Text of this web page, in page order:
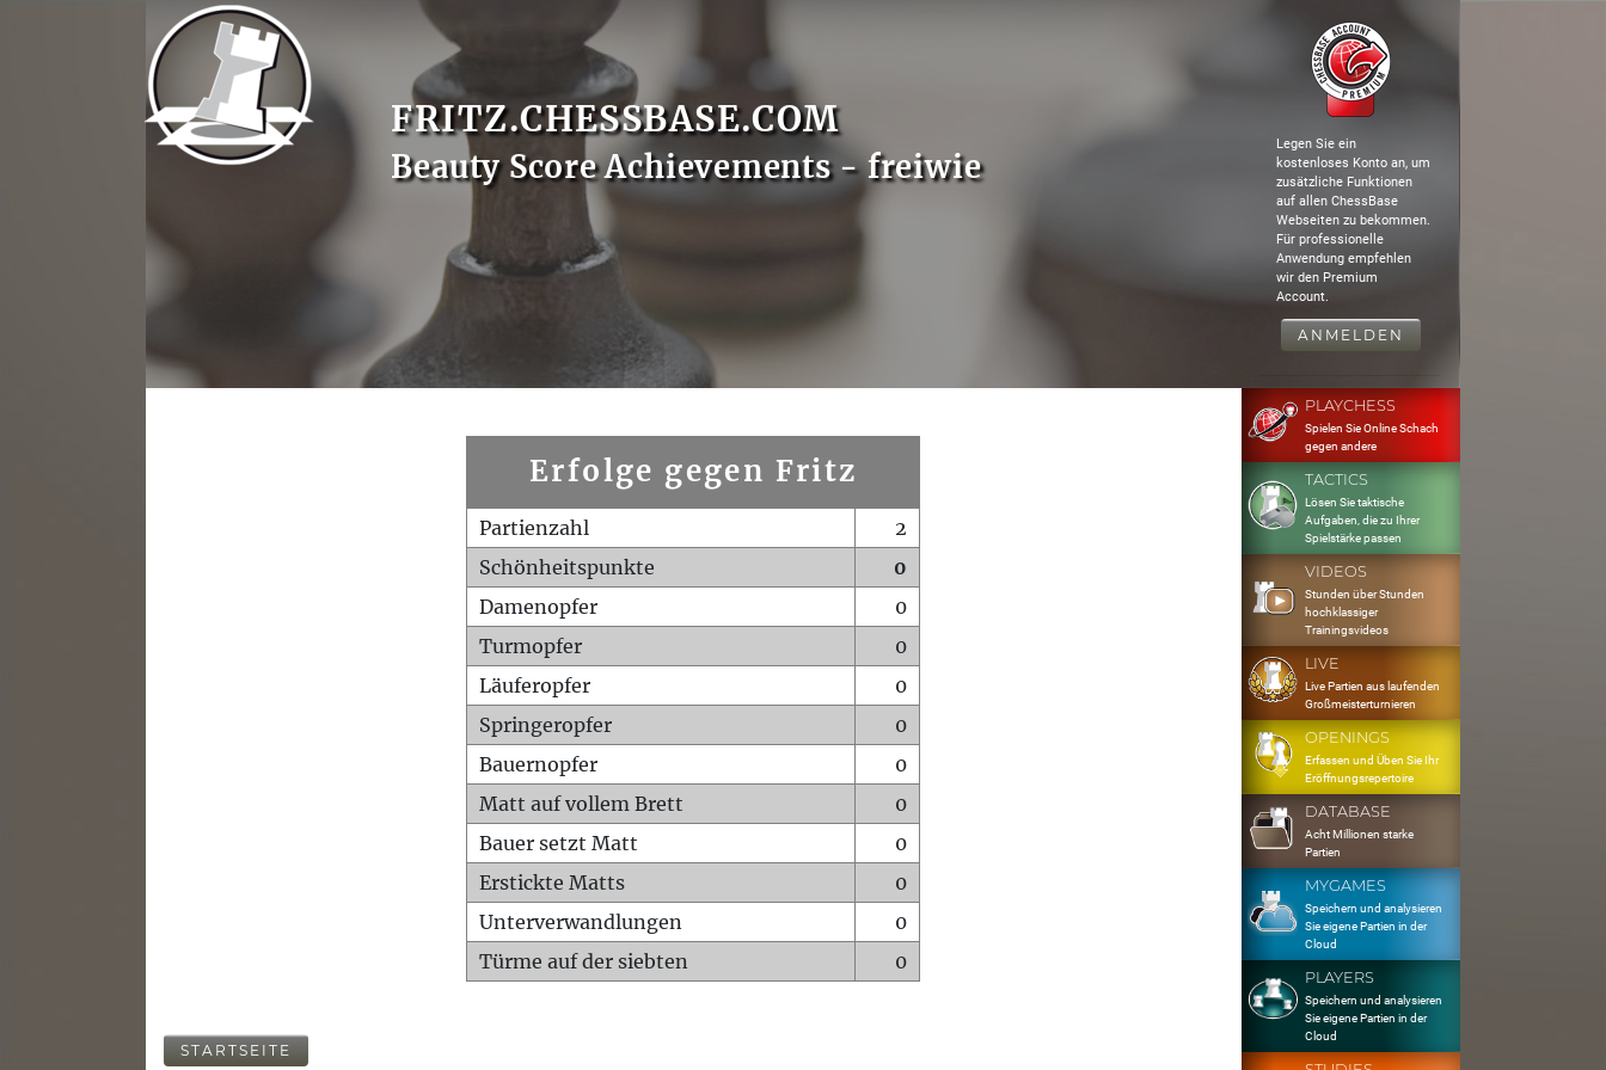
FRITZ.CHESSBASE.COM
Beauty Score Achievements - freiwie
Legen Sie ein
kostenloses Konto an, um
zusätzliche Funktionen
auf allen ChessBase
Webseiten zu bekommen.
Für professionelle
Anwendung empfehlen
wir den Premium
Account.
ANMELDEN
Erfolge gegen Fritz
Partienzahl
2
Schönheitspunkte
0
Damenopfer
0
Turmopfer
0
Läuferopfer
0
Springeropfer
0
Bauernopfer
0
Matt auf vollem Brett
0
Bauer setzt Matt
0
Erstickte Matts
0
Unterverwandlungen
0
Türme auf der siebten
0
STARTSEITE
PLAYCHESS
Spielen Sie Online Schach
gegen andere
TACTICS
Lösen Sie taktische
Aufgaben, die zu Ihrer
Spielstärke passen
VIDEOS
Stunden über Stunden
hochklassiger
Trainingsvideos
LIVE
Live Partien aus laufenden
Großmeisterturnieren
OPENINGS
Erfassen und Üben Sie Ihr
Eröffnungsrepertoire
DATABASE
Acht Millionen starke
Partien
MYGAMES
Speichern und analysieren
Sie eigene Partien in der
Cloud
PLAYERS
Speichern und analysieren
Sie eigene Partien in der
Cloud